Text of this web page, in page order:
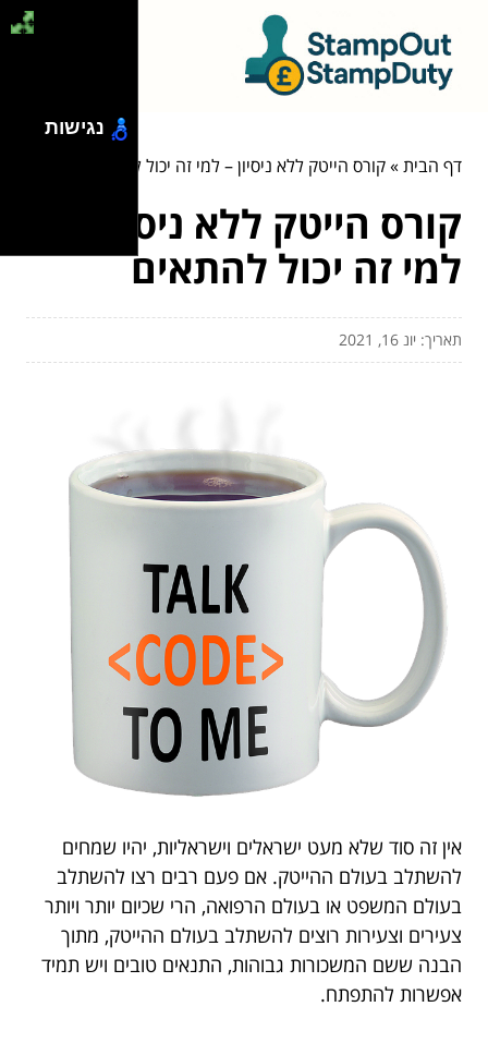
דף הבית»קורס הייטק ללא ניסיון – למי זה יכול להתאים
קורס הייטק ללא ניסיון –
למי זה יכול להתאים
תאריך: יונ 16, 2021
אין זה סוד שלא מעט ישראלים וישראליות, יהיו שמחים
להשתלב בעולם ההייטק. אם פעם רבים רצו להשתלב
בעולם המשפט או בעולם הרפואה, הרי שכיום יותר ויותר
צעירים וצעירות רוצים להשתלב בעולם ההייטק, מתוך
הבנה ששם המשכורות גבוהות, התנאים טובים ויש תמיד
אפשרות להתפתח.
נגישות